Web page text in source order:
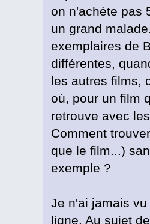
on n'achète pas
un grand
exemplaires de
différentes,
les autres films,
où, pour un film
retrouve avec
Comment
que le film...)
exemple ?
Je n'ai jamais
ligne. Au sujet